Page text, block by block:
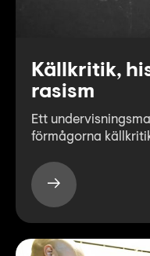
Källkritik,
rasism
Ett
förmågorna